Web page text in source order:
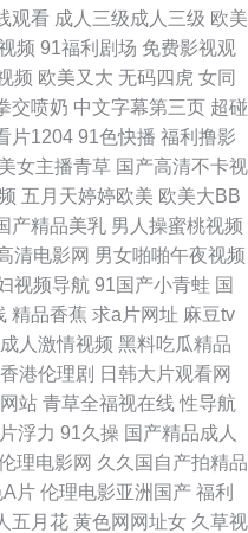
品福利社 日本不卡一二三区 亚洲
亚洲色色导航 第一富利导航大全
免得网址 第一福利航官方 午夜激
产精品wwww 蜜臀国产综合在线
导航 欧美三级网址 91高清无码电
超碰 激情有码天堂 日韩免费肏屄
男人av资源在线 伊人成人网站 国
久久人妻在线观看 天天干屄 91
成人片大香蕉 欧洲一级片 亚洲另
观看 成人三级成人三级 欧美
频 91福利剧场 免费影视观
频 欧美又大 无码四虎 女同
交喷奶 中文字幕第三页 超碰
片1204 91色快播 福利撸影
美女主播青草 国产高清不卡视
五月天婷婷欧美 欧美大BB
产精品美乳 男人操蜜桃视频
清电影网 男女啪啪午夜视频
视频导航 91国产小青蛙 国
精品香蕉 求a片网址 麻豆tv
人激情视频 黑料吃瓜精品
香港伦理剧 日韩大片观看网
站 青草全福视在线 性导航
浮力 91久操 国产精品成人
理电影网 久久国自产拍精品
A片 伦理电影亚洲国产 福利
五月花 黄色网网址女 久草视